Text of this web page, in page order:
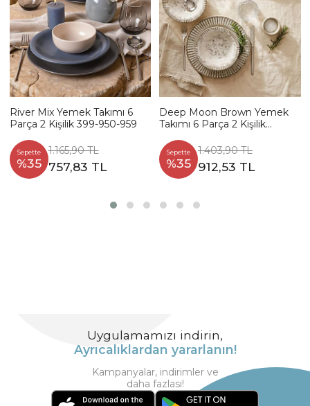
River Mix Yemek Takımı 6
Parça 2 Kişilik 399-950-959
Sepette
%35
1.165,90 TL
757,83 TL
Deep Moon Brown Yemek
Takımı 6 Parça 2 Kişilik
Sepette
%35
1.403,90 TL
912,53 TL
Uygulamamızı indirin,
Ayrıcalıklardan yararlanın!
Kampanyalar, indirimler ve
daha fazlası!